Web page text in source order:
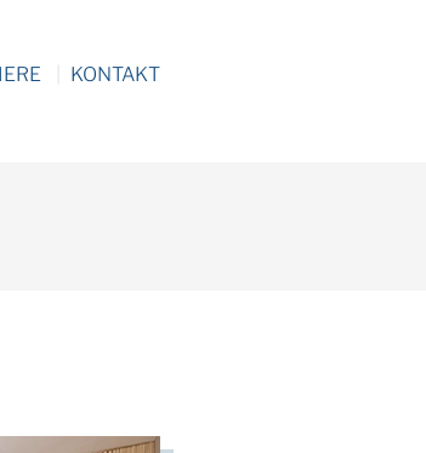
KONTAKT